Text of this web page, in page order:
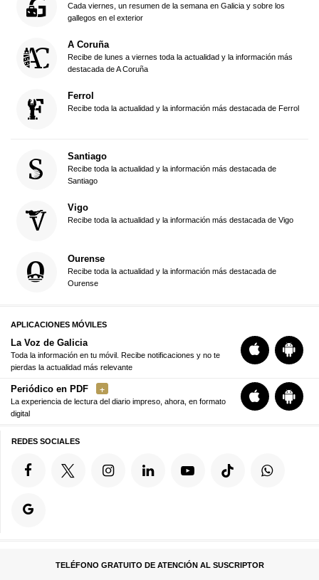
Cada viernes, un resumen de la semana en Galicia y sobre los
gallegos en el exterior
A Coruña
Recibe de lunes a viernes toda la actualidad y la información más
destacada de A Coruña
Ferrol
Recibe toda la actualidad y la información más destacada de Ferrol
Santiago
Recibe toda la actualidad y la información más destacada de
Santiago
Vigo
Recibe toda la actualidad y la información más destacada de Vigo
Ourense
Recibe toda la actualidad y la información más destacada de
Ourense
APLICACIONES MÓVILES
La Voz de Galicia
Toda la información en tu móvil. Recibe notificaciones y no te
pierdas la actualidad más relevante
Periódico en PDF
La experiencia de lectura del diario impreso, ahora, en formato
digital
REDES SOCIALES
TELÉFONO GRATUITO DE ATENCIÓN AL SUSCRIPTOR